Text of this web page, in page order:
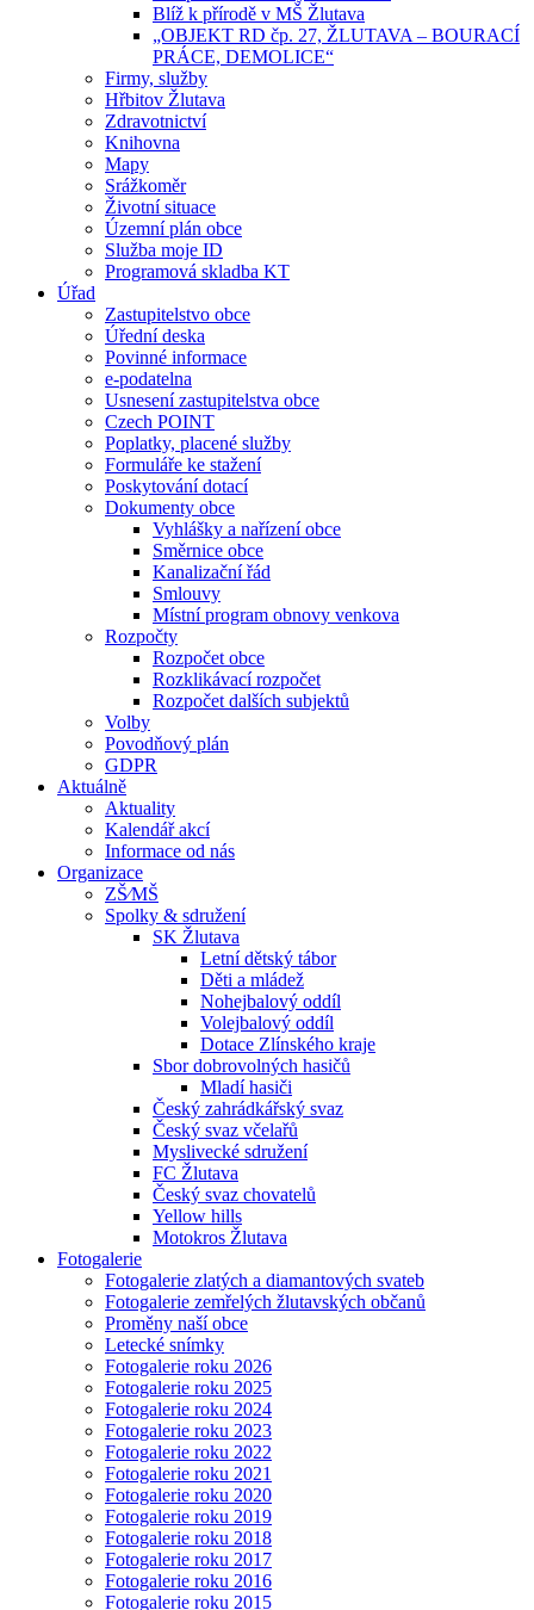
Blíž k přírodě v MŠ Žlutava
„OBJEKT RD čp. 27, ŽLUTAVA – BOURACÍ
PRÁCE, DEMOLICE“
Firmy, služby
Hřbitov Žlutava
Zdravotnictví
Knihovna
Mapy
Srážkoměr
Životní situace
Územní plán obce
Služba moje ID
Programová skladba KT
Úřad
Zastupitelstvo obce
Úřední deska
Povinné informace
e-podatelna
Usnesení zastupitelstva obce
Czech POINT
Poplatky, placené služby
Formuláře ke stažení
Poskytování dotací
Dokumenty obce
Vyhlášky a nařízení obce
Směrnice obce
Kanalizační řád
Smlouvy
Místní program obnovy venkova
Rozpočty
Rozpočet obce
Rozklikávací rozpočet
Rozpočet dalších subjektů
Volby
Povodňový plán
GDPR
Aktuálně
Aktuality
Kalendář akcí
Informace od nás
Organizace
ZŠ⁄MŠ
Spolky & sdružení
SK Žlutava
Letní dětský tábor
Děti a mládež
Nohejbalový oddíl
Volejbalový oddíl
Dotace Zlínského kraje
Sbor dobrovolných hasičů
Mladí hasiči
Český zahrádkářský svaz
Český svaz včelařů
Myslivecké sdružení
FC Žlutava
Český svaz chovatelů
Yellow hills
Motokros Žlutava
Fotogalerie
Fotogalerie zlatých a diamantových svateb
Fotogalerie zemřelých žlutavských občanů
Proměny naší obce
Letecké snímky
Fotogalerie roku 2026
Fotogalerie roku 2025
Fotogalerie roku 2024
Fotogalerie roku 2023
Fotogalerie roku 2022
Fotogalerie roku 2021
Fotogalerie roku 2020
Fotogalerie roku 2019
Fotogalerie roku 2018
Fotogalerie roku 2017
Fotogalerie roku 2016
Fotogalerie roku 2015